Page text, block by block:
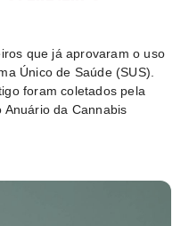
que já aprovaram o uso
Único de Saúde (SUS).
foram coletados pela
da Cannabis